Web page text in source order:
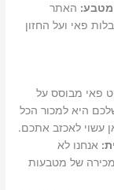
האתר
פאי ועל החזון
פאי מבוסס על
היא למכור הכל
עשוי לאכזב אתכם.
אנחנו לא
של מטבעות